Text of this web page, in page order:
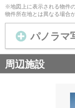
※地図上に表示される物件
物件所在地とは異なる場合
パノラマ
周辺施設